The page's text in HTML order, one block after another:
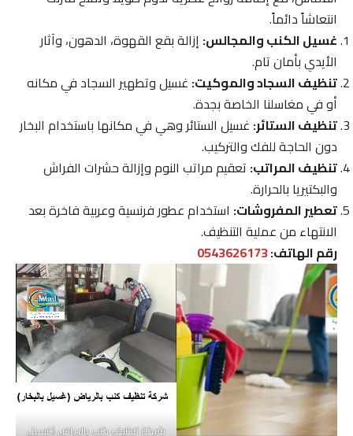
انتعاشاً دائماً.
غسيل الكنب والمجالس:إزالة بقع القهوة، الدهون، وآثار
الأيدي بأمان تام.
تنظيف السجاد والموكيت:غسيل وتطهير السجاد في مكانه
أو في مغاسلنا الخاصة بجدة.
تنظيف الستائر:غسيل الستائر وهي في مكانها باستخدام البخار
دون الحاجة للفك والتركيب.
تنظيف المراتب:تعقيم مراتب النوم وإزالة حشرات الفراش
والبكتيريا بالحرارة.
تعطير المفروشات:استخدام عطور فرنسية وعربية فاخرة بعد
الانتهاء من عملية التنظيف.
رقم الهاتف:0543626173
شركة تنظيف كنب بالرياض (غسيل